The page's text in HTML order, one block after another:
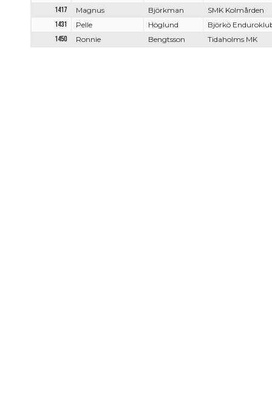
1417 Magnus Björkman
SMK Kolmården
1431
Pelle Höglund
Björkö
1450
Ronnie Bengtsson Tidaholms MK